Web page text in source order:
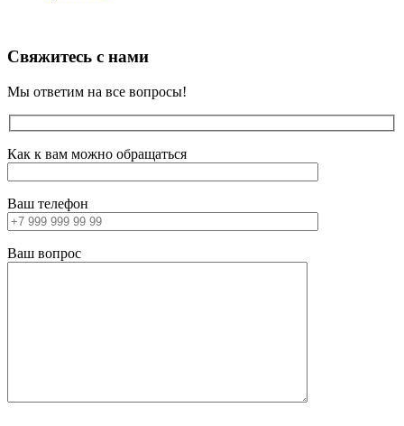
Свяжитесь с нами
Мы ответим на все вопросы!
Как к вам можно обращаться
Ваш телефон
Ваш вопрос